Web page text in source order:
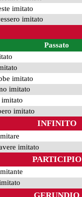
imitato
imitato
Passato
imitato
imitato
imitato
imitato
INFINITO
imitato
PARTICIPIO
GERUNDIO